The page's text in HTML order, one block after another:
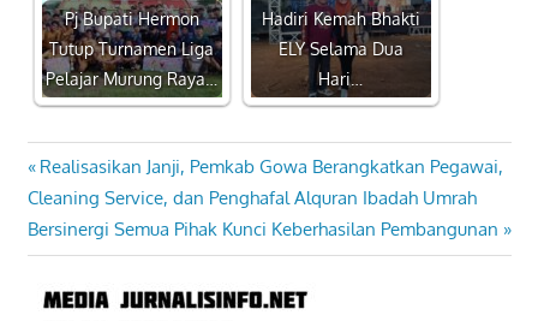
Pj Bupati Hermon
Tutup Turnamen Liga
Pelajar Murung Raya…
Hadiri Kemah Bhakti
ELY Selama Dua
Hari…
Navigasi
pos
Previous
Post:
Realisasikan Janji, Pemkab Gowa Berangkatkan Pegawai,
Cleaning Service, dan Penghafal Alquran Ibadah Umrah
Next
Post:
Bersinergi Semua Pihak Kunci Keberhasilan Pembangunan